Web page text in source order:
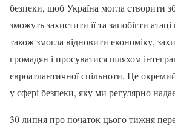
безпеки, щоб Україна могла створити
зможуть захистити її та запобігти
також змогла відновити економіку,
громадян і просуватися шляхом
євроатлантичної спільноти. Це
у сфері безпеки, яку ми регулярно
30 липня про початок цього тижня